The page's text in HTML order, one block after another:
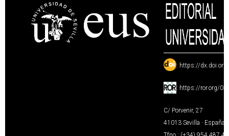
: https://
: https://ror.org/
C/ Porvenir, 27
41013 Sevilla · España